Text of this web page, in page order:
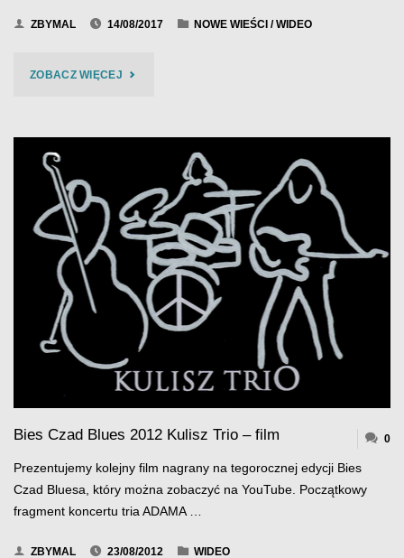
ZBYMAL 14/08/2017 NOWE WIEŚCI /WIDEO
ZOBACZ WIĘCEJ"BCB
KANIEWSKA
&
RECZYŃSKA
–
WIDEO
3"
Bies Czad Blues 2012 Kulisz Trio – film 0
Prezentujemy kolejny film nagrany na tegorocznej edycji Bies
Czad Bluesa, który można zobaczyć na YouTube. Początkowy
fragment koncertu tria ADAMA …
ZBYMAL 23/08/2012 WIDEO